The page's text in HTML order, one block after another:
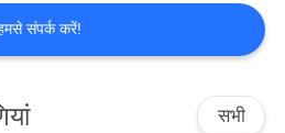
संपर्क करें!
सभी